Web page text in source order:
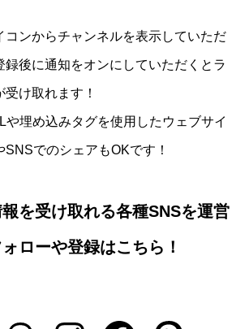
コンからチャンネルを表示していただ
録後に通知をオンにしていただくとラ
け取れます！
や埋め込みタグを使用したウェブサイ
SNSでのシェアもOKです！
を受け取れる各種SNSを運営
ローや登録はこちら！